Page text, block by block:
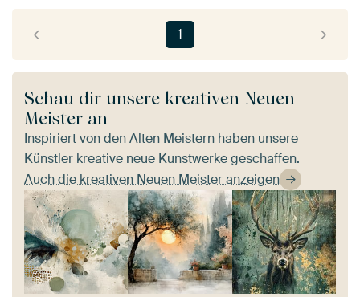
1
Schau dir unsere kreativen Neuen
Meister an
Inspiriert von den Alten Meistern haben unsere
Künstler kreative neue Kunstwerke geschaffen.
Auch die kreativen Neuen Meister anzeigen